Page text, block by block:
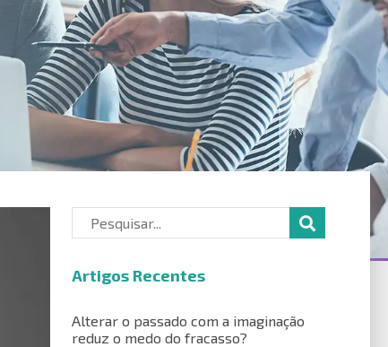
Artigos Recentes
Alterar o passado com a imaginação
reduz o medo do fracasso?